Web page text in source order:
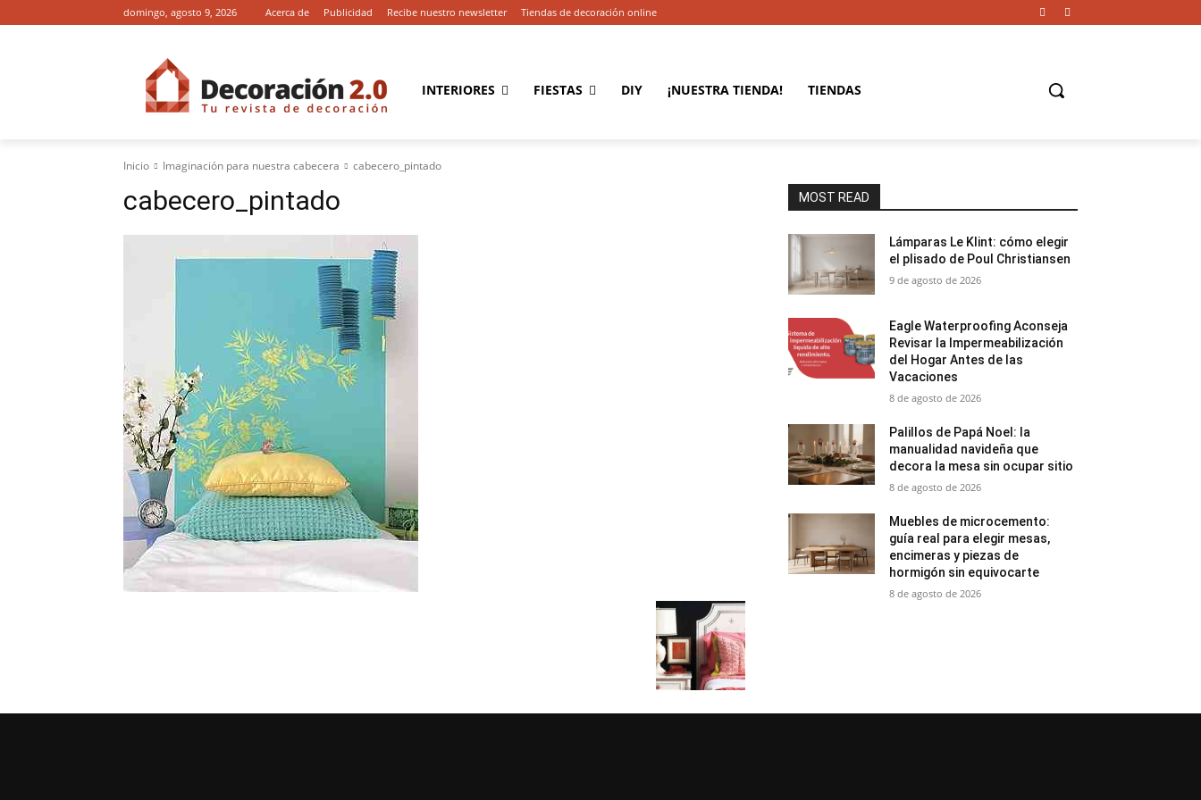
domingo, agosto 9, 2026 Acerca de Publicidad Recibe nuestro newsletter Tiendas de decoración online
INTERIORES FIESTAS DIY ¡NUESTRA TIENDA! TIENDAS
Inicio Imaginación para nuestra cabecera cabecero_pintado
cabecero_pintado MOST READ
Lámparas Le Klint: cómo elegir
el plisado de Poul Christiansen
9 de agosto de 2026
Eagle Waterproofing Aconseja
Revisar la Impermeabilización
del Hogar Antes de las
Vacaciones
8 de agosto de 2026
Palillos de Papá Noel: la
manualidad navideña que
decora la mesa sin ocupar sitio
8 de agosto de 2026
Muebles de microcemento:
guía real para elegir mesas,
encimeras y piezas de
hormigón sin equivocarte
8 de agosto de 2026